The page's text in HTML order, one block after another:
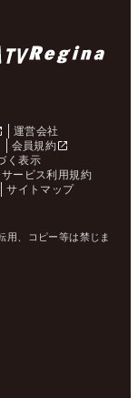
運営会社
会員規約
く表示
ービス利用規約
サイトマップ
用、コピー等は禁じま